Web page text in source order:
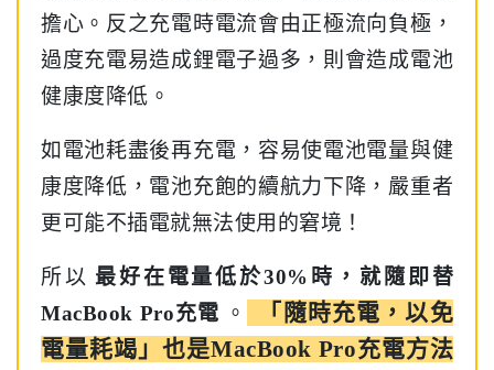
擔心。反之充電時電流會由正極流向負極，
過度充電易造成鋰電子過多，則會造成電池
健康度降低。
如電池耗盡後再充電，容易使電池電量與健
康度降低，電池充飽的續航力下降，嚴重者
更可能不插電就無法使用的窘境！
所以 最好在電量低於30%時，就隨即替
MacBook Pro充電 。
「隨時充電，以免
電量耗竭」也是MacBook Pro充電方法